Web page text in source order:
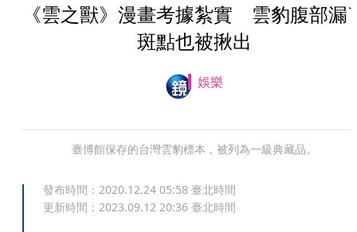
《雲之獸》漫畫考據紮實 雲豹腹部漏
斑點也被揪出
娛樂
臺博館保存的台灣雲豹標本，被列為一級典藏品。
發布時間： 2020.12.24 05:58 臺北時間
更新時間： 2023.09.12 20:36 臺北時間